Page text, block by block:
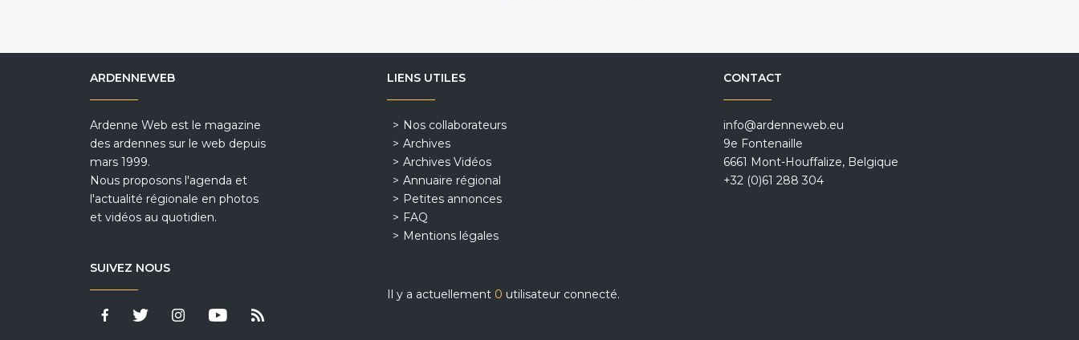
ARDENNEWEB
Ardenne Web est le magazine
des ardennes sur le web depuis
mars 1999.
Nous proposons l'agenda et
l'actualité régionale en photos
et vidéos au quotidien.
SUIVEZ NOUS
LIENS UTILES
Nos collaborateurs
Archives
Archives Vidéos
Annuaire régional
Petites annonces
FAQ
Mentions légales
Il y a actuellement 0 utilisateur connecté.
CONTACT
info@ardenneweb.eu
9e Fontenaille
6661 Mont-Houffalize, Belgique
+32 (0)61 288 304